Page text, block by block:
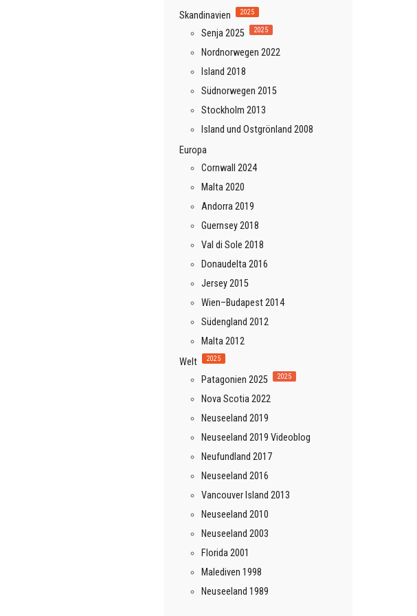
Skandinavien
2025
Senja 2025 2025
Nordnorwegen 2022
Island 2018
Südnorwegen 2015
Stockholm 2013
Island und Ostgrönland 2008
Europa
Cornwall 2024
Malta 2020
Andorra 2019
Guernsey 2018
Val di Sole 2018
Donaudelta 2016
Jersey 2015
Wien–Budapest 2014
Südengland 2012
Malta 2012
Welt
2025
Patagonien 2025 2025
Nova Scotia 2022
Neuseeland 2019
Neuseeland 2019 Videoblog
Neufundland 2017
Neuseeland 2016
Vancouver Island 2013
Neuseeland 2010
Neuseeland 2003
Florida 2001
Malediven 1998
Neuseeland 1989